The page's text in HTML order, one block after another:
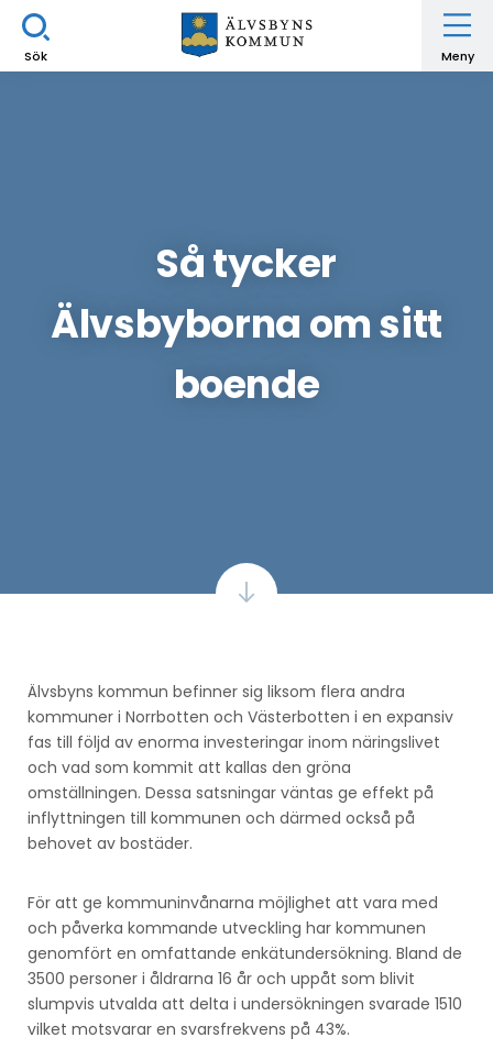
Sök Meny
Så tycker
Älvsbyborna om sitt
boende
Älvsbyns kommun befinner sig liksom flera andra
kommuner i Norrbotten och Västerbotten i en expansiv
fas till följd av enorma investeringar inom näringslivet
och vad som kommit att kallas den gröna
omställningen. Dessa satsningar väntas ge effekt på
inflyttningen till kommunen och därmed också på
behovet av bostäder.
För att ge kommuninvånarna möjlighet att vara med
och påverka kommande utveckling har kommunen
genomfört en omfattande enkätundersökning. Bland de
3500 personer i åldrarna 16 år och uppåt som blivit
slumpvis utvalda att delta i undersökningen svarade 1510
vilket motsvarar en svarsfrekvens på 43%.